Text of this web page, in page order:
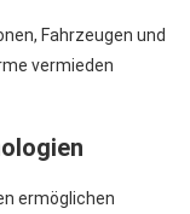
Fahrzeugen und
vermieden
ermöglichen